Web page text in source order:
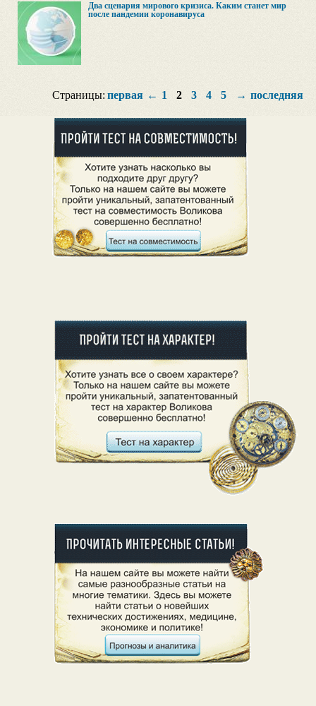
Два сценария мирового кризиса. Каким станет мир
после пандемии коронавируса
Страницы: первая ← 1 2 3 4 5 → последняя